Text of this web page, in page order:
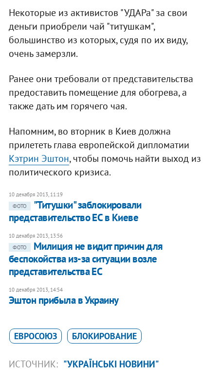
Некоторые из активистов "УДАРа" за свои
деньги приобрели чай "титушкам",
большинство из которых, судя по их виду,
очень замерзли.
Ранее они требовали от представительства
предоставить помещение для обогрева, а
также дать им горячего чая.
Напомним, во вторник в Киев должна
прилететь глава европейской дипломатии
Кэтрин Эштон, чтобы помочь найти выход из
политического кризиса.
10 декабря 2013, 11:19
ФОТО
"Титушки" заблокировали
представительство ЕС в Киеве
10 декабря 2013, 13:56
ФОТО
Милиция не видит причин для
беспокойства из-за ситуации возле
представительства ЕС
10 декабря 2013, 14:54
Эштон прибыла в Украину
ЕВРОСОЮЗ БЛОКИРОВАНИЕ
ИСТОЧНИК: "УКРАЇНСЬКІ НОВИНИ"